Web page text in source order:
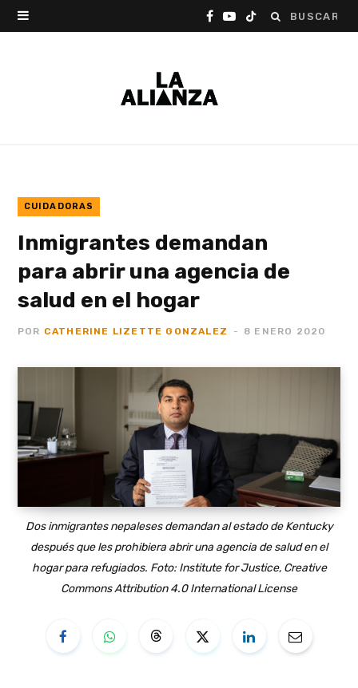
Buscar:
F
k
Y T
CUIDADORAS
Inmigrantes demandan
para abrir una agencia de
salud en el hogar
POR CATHERINE LIZETTE GONZALEZ 8 ENERO 2020
Dos inmigrantes nepaleses demandan al estado de Kentucky
después que les prohibiera abrir una agencia de salud en el
hogar para refugiados. Foto: Institute for Justice, Creative
Commons Attribution 4.0 International License